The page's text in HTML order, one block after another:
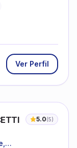
Ver Perfil
5.0(5)